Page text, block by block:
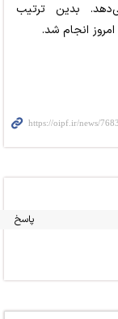
بدین ترتیب
پاسخ